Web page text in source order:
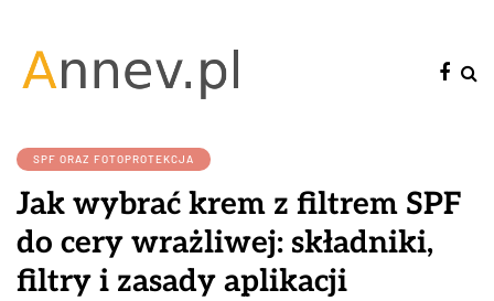
SPF ORAZ FOTOPROTEKCJA
Jak wybrać krem z filtrem SPF
do cery wrażliwej: składniki,
filtry i zasady aplikacji